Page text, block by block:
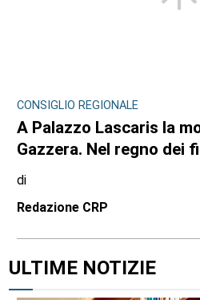
CONSIGLIO REGIONALE
A Palazzo Lascaris la
Gazzera. Nel regno dei
di
Redazione CRP
ULTIME NOTIZIE